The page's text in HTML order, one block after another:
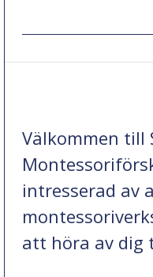
Välkommen till
intresserad av
att höra av dig